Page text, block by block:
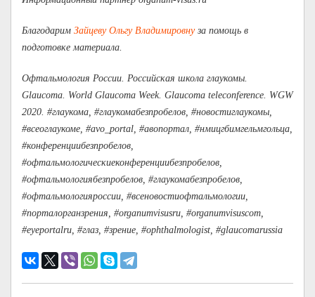
Благодарим Зайцеву Ольгу Владимировнуза помощь в
подготовке материала.
Офтальмология России. Российская школа глаукомы.
Glaucoma. World Glaucoma Week. Glaucoma teleconference. WGW
2020. #глаукома, #глаукомабезпробелов, #новостиглаукомы,
#всеоглаукоме, #avo_portal, #авопортал, #нмицгбимгельмгольца,
#конференциибезпробелов,
#офтальмологическиеконференциибезпробелов,
#офтальмологиябезпробелов, #глаукомабезпробелов,
#офтальмологияроссии, #всеновостиофтальмологии,
#порталорганзрения, #organumvisusru, #organumvisuscom,
#eyeportalru, #глаз, #зрение, #ophthalmologist, #glaucomarussia